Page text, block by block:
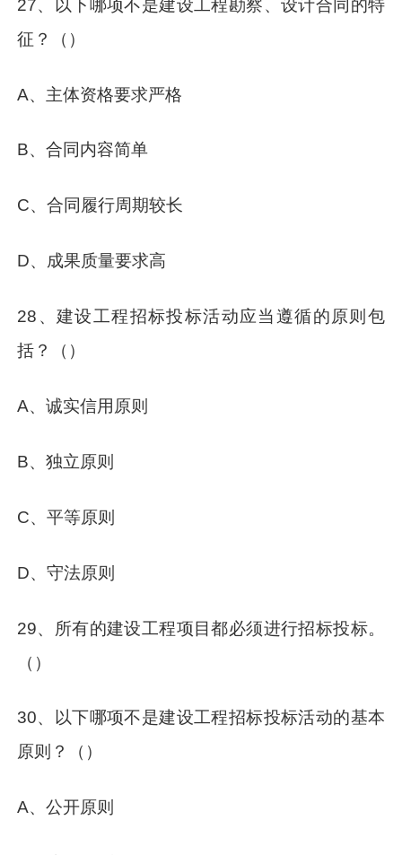
27、以下哪项不是建设工程勘察、设计合同的特
征？（）
A、主体资格要求严格
B、合同内容简单
C、合同履行周期较长
D、成果质量要求高
28、建设工程招标投标活动应当遵循的原则包
括？（）
A、诚实信用原则
B、独立原则
C、平等原则
D、守法原则
29、所有的建设工程项目都必须进行招标投标。
（）
30、以下哪项不是建设工程招标投标活动的基本
原则？（）
A、公开原则